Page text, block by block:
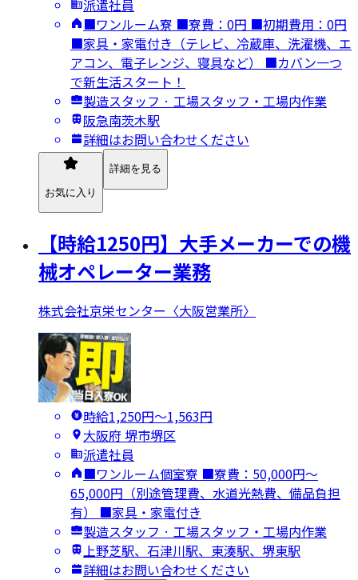
派遣社員
■ワンルーム寮 ■寮費：0円 ■初期費用：0円
■家具・家電付き（テレビ、冷蔵庫、洗濯機、エ
アコン、電子レンジ、寝具など） ■カバン一つ
で新生活スタート！
製造スタッフ · 工場スタッフ・工場内作業
阪急南茨木駅
詳細はお問い合わせください
お気に入り
詳細を見る
【時給1250円】大手メーカーでの機
械オペレーター業務
株式会社京栄センター〈大阪営業所〉
時給1,250円〜1,563円
大阪府 堺市堺区
派遣社員
■ワンルーム個室寮 ■寮費：50,000円～
65,000円（別途管理費、水道光熱費、備品負担
有） ■家具・家電付き
製造スタッフ · 工場スタッフ・工場内作業
上野芝駅、石津川駅、東湊駅、堺東駅
詳細はお問い合わせください